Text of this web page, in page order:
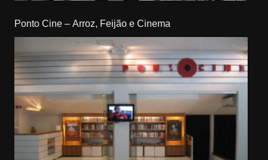
Ponto Cine – Arroz, Feijão e Cinema